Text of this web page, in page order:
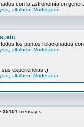
con la astronomía en
alfalben Moderador
etc
los puntos relacionados
alfalben Moderador
sus experiencias :)
alfalben Moderador
35151 mensajes